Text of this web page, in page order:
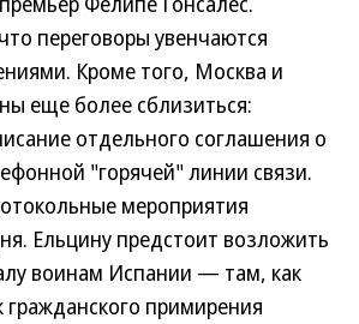
переговоры увенчаются
Кроме того, Москва и
еще более сблизиться:
отдельного соглашения о
"горячей" линии связи.
мероприятия
Ельцину предстоит возложить
воинам Испании — там, как
гражданского примирения